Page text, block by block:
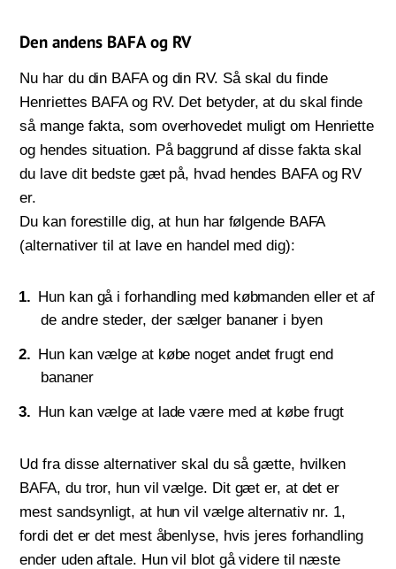
Den andens BAFA og RV
Nu har du din BAFA og din RV. Så skal du finde
Henriettes BAFA og RV. Det betyder, at du skal finde
så mange fakta, som overhovedet muligt om Henriette
og hendes situation. På baggrund af disse fakta skal
du lave dit bedste gæt på, hvad hendes BAFA og RV
er.
Du kan forestille dig, at hun har følgende BAFA
(alternativer til at lave en handel med dig):
Hun kan gå i forhandling med købmanden eller et af
de andre steder, der sælger bananer i byen
Hun kan vælge at købe noget andet frugt end
bananer
Hun kan vælge at lade være med at købe frugt
Ud fra disse alternativer skal du så gætte, hvilken
BAFA, du tror, hun vil vælge. Dit gæt er, at det er
mest sandsynligt, at hun vil vælge alternativ nr. 1,
fordi det er det mest åbenlyse, hvis jeres forhandling
ender uden aftale. Hun vil blot gå videre til næste